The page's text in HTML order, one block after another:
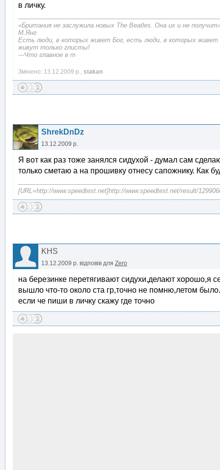
в личку.
«Британия не заслужила новых The Beatles. Она их и не
М.Янг
Есть люди, в которых живет Бог, есть люди, в которых живет
живут только глисты!
---Что главное в т
Змінено: 13.12.2009 р., stakan
ShrekDnDz
13.12.2009 р.
Я вот как раз тоже занялся сидухой - думал сам
только сметаю а на прошивку отнесу сапожнику. Как
[URL=http://www.speedtest.net]http://www.speedtest.net/result/
KHS
13.12.2009 р. відповів для Zero
на березинке перетягивают сидухи,делают хорошо,я
вышло что-то около ста гр,точно не помню,летом
если че пиши в личку скажу где точно